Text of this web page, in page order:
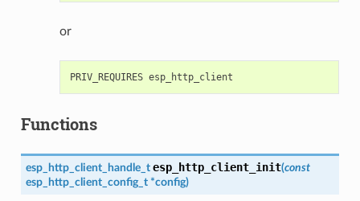
or
Functions
esp_http_client_handle_t esp_http_client_init(const
esp_http_client_config_t *config)